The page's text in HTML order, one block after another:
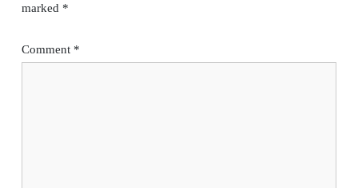
marked *
Comment *